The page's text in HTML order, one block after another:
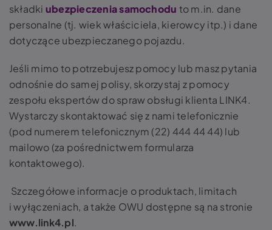
składki ubezpieczenia samochodu to m.in. dane
personalne (tj. wiek właściciela, kierowcy itp.) i dane
dotyczące ubezpieczanego pojazdu.
Jeśli mimo to potrzebujesz pomocy lub masz pytania
odnośnie do samej polisy, skorzystaj z pomocy
zespołu ekspertów do spraw obsługi klienta LINK4.
Wystarczy skontaktować się z nami telefonicznie
(pod numerem telefonicznym (22) 444 44 44) lub
mailowo (za pośrednictwem formularza
kontaktowego).
Szczegółowe informacje o produktach, limitach
i wyłączeniach, a także OWU dostępne są na stronie
www.link4.pl.